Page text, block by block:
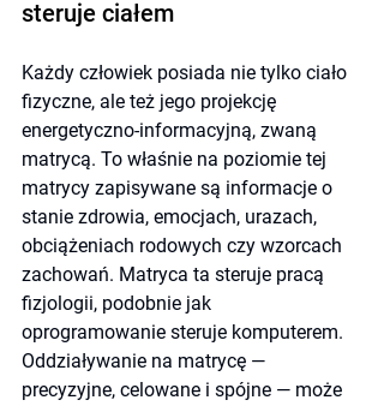
steruje ciałem
Każdy człowiek posiada nie tylko ciało
fizyczne, ale też jego projekcję
energetyczno-informacyjną, zwaną
matrycą. To właśnie na poziomie tej
matrycy zapisywane są informacje o
stanie zdrowia, emocjach, urazach,
obciążeniach rodowych czy wzorcach
zachowań. Matryca ta steruje pracą
fizjologii, podobnie jak
oprogramowanie steruje komputerem.
Oddziaływanie na matrycę —
precyzyjne, celowane i spójne — może